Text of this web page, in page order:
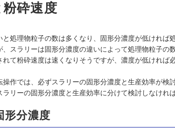
粉砕速度
と処理物粒子の数は多くなり、固形分濃度が低ければ
スラリーは固形分濃度の違いによって処理物粒子の
て粉砕速度は速くなりそうですが、濃度が低ければ
作では、必ずスラリーの固形分濃度と生産効率が検
リーの固形分濃度と生産効率に分けて検討しなけれ
形分濃度